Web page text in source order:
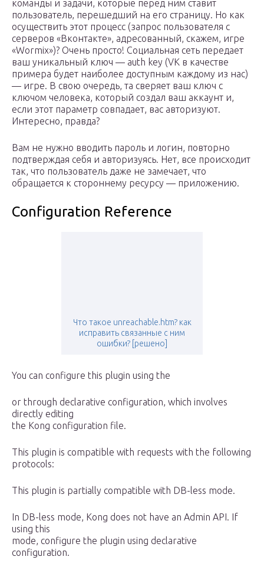
команды и задачи, которые перед ним ставит
пользователь, перешедший на его страницу. Но как
осуществить этот процесс (запрос пользователя с
серверов «Вконтакте», адресованный, скажем, игре
«Wormix»)? Очень просто! Социальная сеть передает
ваш уникальный ключ — auth key (VK в качестве
примера будет наиболее доступным каждому из нас)
— игре. В свою очередь, та сверяет ваш ключ с
ключом человека, который создал ваш аккаунт и,
если этот параметр совпадает, вас авторизуют.
Интересно, правда?
Вам не нужно вводить пароль и логин, повторно
подтверждая себя и авторизуясь. Нет, все происходит
так, что пользователь даже не замечает, что
обращается к стороннему ресурсу — приложению.
Configuration Reference
Что такое unreachable.htm? как
исправить связанные с ним
ошибки? [решено]
You can configure this plugin using the
or through declarative configuration, which involves
directly editing
the Kong configuration file.
This plugin is compatible with requests with the following
protocols:
This plugin is partially compatible with DB-less mode.
In DB-less mode, Kong does not have an Admin API. If
using this
mode, configure the plugin using declarative
configuration.